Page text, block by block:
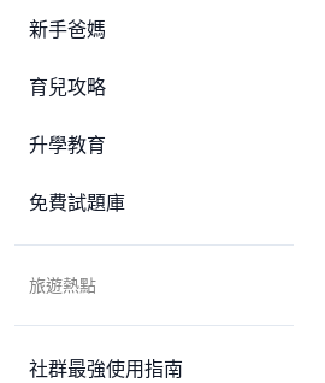
新手爸媽
育兒攻略
升學教育
免費試題庫
旅遊熱點
社群最強使用指南